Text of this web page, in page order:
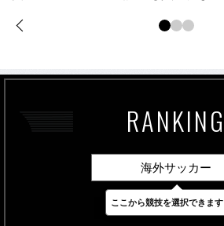
RANKING
海外サッカー
最新 24時間
ここから競技を選択できます